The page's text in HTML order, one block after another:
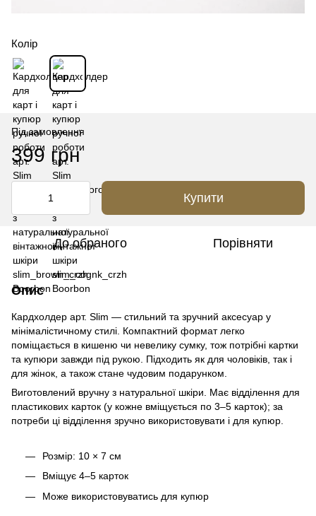
Колір
Під замовлення
399 грн
Купити
До обраного Порівняти
Опис
Кардхолдер арт. Slim — стильний та зручний аксесуар у
мінімалістичному стилі. Компактний формат легко
поміщається в кишеню чи невелику сумку, тож потрібні картки
та купюри завжди під рукою. Підходить як для чоловіків, так і
для жінок, а також стане чудовим подарунком.
Виготовлений вручну з натуральної шкіри. Має відділення для
пластикових карток (у кожне вміщується по 3–5 карток); за
потреби ці відділення зручно використовувати і для купюр.
Розмір: 10 × 7 см
Вміщує 4–5 карток
Може використовуватись для купюр